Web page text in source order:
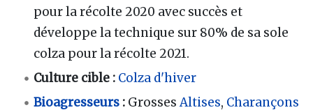
pour la récolte 2020 avec succès et
développe la technique sur 80% de sa sole
colza pour la récolte 2021.
Culture cible : Colza d'hiver
Bioagresseurs : GrossesAltises, Charançons